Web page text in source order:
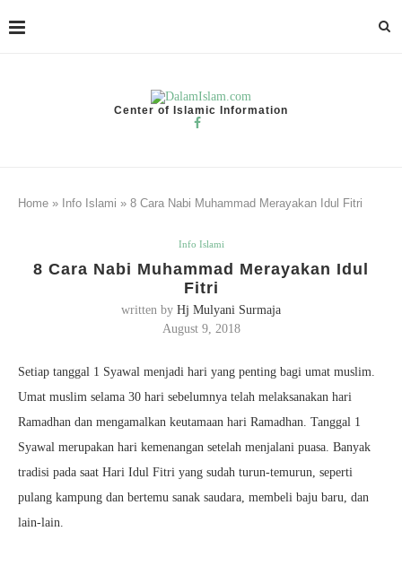
Center of Islamic Information
Home » Info Islami » 8 Cara Nabi Muhammad Merayakan Idul Fitri
Info Islami
8 Cara Nabi Muhammad Merayakan Idul
Fitri
written by Hj Mulyani Surmaja
August 9, 2018
Setiap tanggal 1 Syawal menjadi hari yang penting bagi umat muslim.
Umat muslim selama 30 hari sebelumnya telah melaksanakan hari
Ramadhan dan mengamalkan keutamaan hari Ramadhan. Tanggal 1
Syawal merupakan hari kemenangan setelah menjalani puasa. Banyak
tradisi pada saat Hari Idul Fitri yang sudah turun-temurun, seperti
pulang kampung dan bertemu sanak saudara, membeli baju baru, dan
lain-lain.